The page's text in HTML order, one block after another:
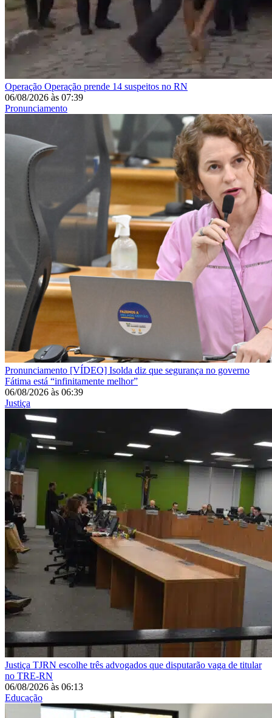
Operação Operação prende 14 suspeitos no RN
06/08/2026 às 07:39
Pronunciamento
Pronunciamento [VÍDEO] Isolda diz que segurança no governo
Fátima está “infinitamente melhor”
06/08/2026 às 06:39
Justiça
Justiça TJRN escolhe três advogados que disputarão vaga de titular
no TRE-RN
06/08/2026 às 06:13
Educação